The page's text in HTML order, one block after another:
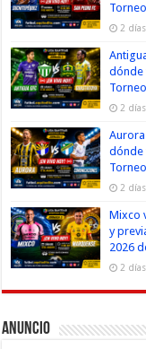
2
dónde
2
Aurora
dónde
2
Mixco
y
2026
2
Anuncio